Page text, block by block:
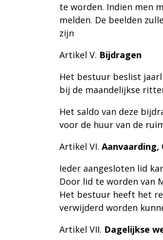
te worden. Indien men
melden. De beelden
zijn
Artikel V. Bijdragen
Het bestuur beslist
bij de maandelijkse
Het saldo van deze
voor de huur van de
Artikel VI. Aanvaarding,
Ieder aangesloten lid
Door lid te worden van
Het bestuur heeft het
verwijderd worden
Artikel VII. Dagelijkse